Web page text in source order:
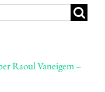
Raoul Vaneigem –